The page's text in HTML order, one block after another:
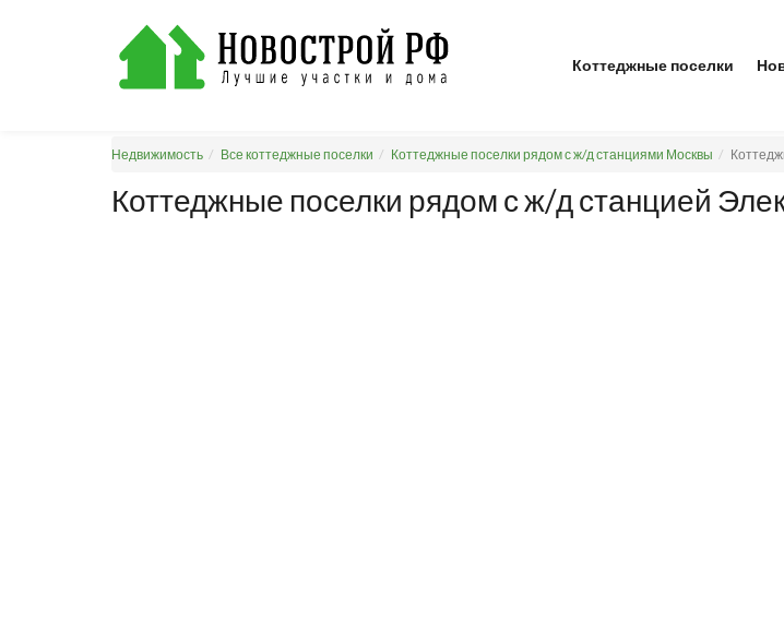
Коттеджные поселки
Недвижимость Все коттеджные поселки Коттеджные поселки рядом с ж/д станциями Москвы
Коттеджные поселки рядом с ж/д станцией